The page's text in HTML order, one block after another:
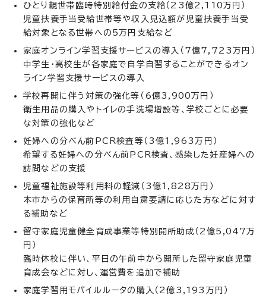
ひとり親世帯臨時特別給付金の支給（23億2,110万円）
児童扶養手当受給世帯等や収入見込額が児童扶養手当受
給対象となる世帯への5万円支給など
家庭オンライン学習支援サービスの導入（7億7,723万円）
中学生・高校生が各家庭で自学自習することができるオン
ライン学習支援サービスの導入
学校再開に伴う対策の強化等（6億3,900万円）
衛生用品の購入やトイレの手洗場増設等、学校ごとに必要
な対策の強化など
妊婦への分べん前PCR検査等（3億1,963万円）
希望する妊婦への分べん前PCR検査、感染した妊産婦への
訪問などの支援
児童福祉施設等利用料の軽減（3億1,828万円）
本市からの保育所等の利用自粛要請に応じた方などに対す
る補助など
留守家庭児童健全育成事業等特別開所助成（2億5,047万
円）
臨時休校に伴い、平日の午前中から開所した留守家庭児童
育成会などに対し、運営費を追加で補助
家庭学習用モバイルルータの購入（2億3,193万円）